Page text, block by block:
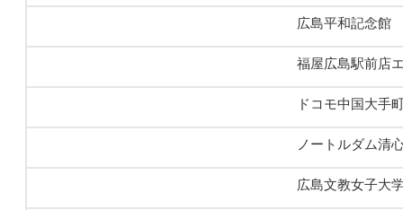
広島平和記念館
福屋広島駅前店
ドコモ中国大手
ノートルダム清
広島文教女子大